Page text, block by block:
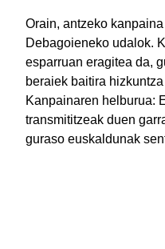
Orain, antzeko
Debagoieneko udalok.
esparruan eragitea da,
beraiek baitira
Kanpainaren helburua:
transmititzeak duen
guraso euskaldunak